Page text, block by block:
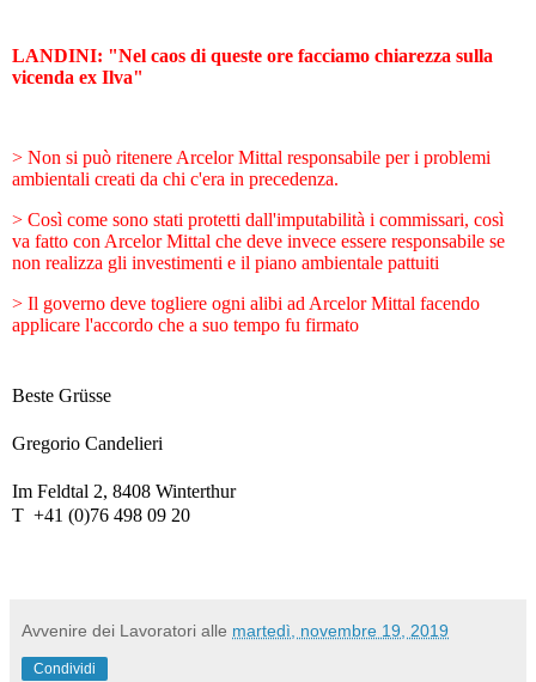
LANDINI: "Nel caos di queste ore facciamo chiarezza sulla
vicenda ex Ilva"
> Non si può ritenere Arcelor Mittal responsabile per i problemi
ambientali creati da chi c'era in precedenza.
> Così come sono stati protetti dall'imputabilità i commissari, così
va fatto con Arcelor Mittal che deve invece essere responsabile se
non realizza gli investimenti e il piano ambientale pattuiti
> Il governo deve togliere ogni alibi ad Arcelor Mittal facendo
applicare l'accordo che a suo tempo fu firmato
Beste Grüsse
Gregorio Candelieri
Im Feldtal 2, 8408 Winterthur
T +41 (0)76 498 09 20
Avvenire dei Lavoratori alle martedì, novembre 19, 2019
Condividi